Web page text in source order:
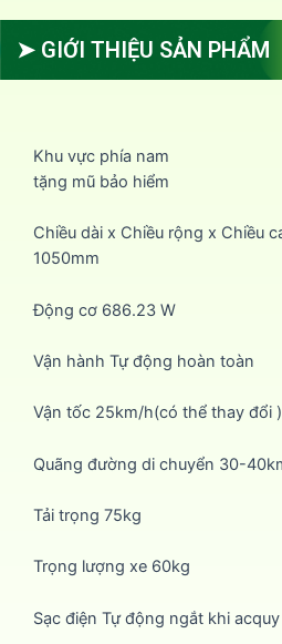
➤ GIỚI THIỆU SẢN PHẨM
Khu vực phía nam
tặng mũ bảo hiểm
Chiều dài x Chiều rộng x Chiều
1050mm
Động cơ 686.23 W
Vận hành Tự động hoàn toàn
Vận tốc 25km/h(có thể thay đổi )
Quãng đường di chuyển 30-
Tải trọng 75kg
Trọng lượng xe 60kg
Sạc điện Tự động ngắt khi